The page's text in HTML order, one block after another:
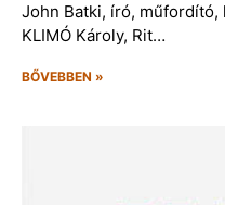
John Batki, író,
KLIMÓ Károly, Rit…
BŐVEBBEN »